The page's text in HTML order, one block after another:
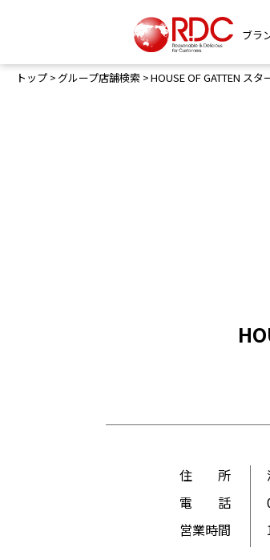
ブラ
トップ グループ店舗検索 HOUSE OF GATTEN ス
住 所
電 話
営業時間